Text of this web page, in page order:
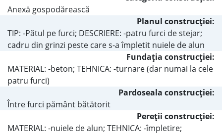
Anexă gospodărească
Planul construcţiei:
TIP: -Pătul pe furci; DESCRIERE: -patru furci de stejar;
cadru din grinzi peste care s-a împletit nuiele de alun
Fundaţia construcţiei:
MATERIAL: -beton; TEHNICA: -turnare (dar numai la cele
patru furci)
Pardoseala construcţiei:
Între furci pământ bătătorit
Pereţii construcţiei:
MATERIAL: -nuiele de alun; TEHNICA: -împletire;